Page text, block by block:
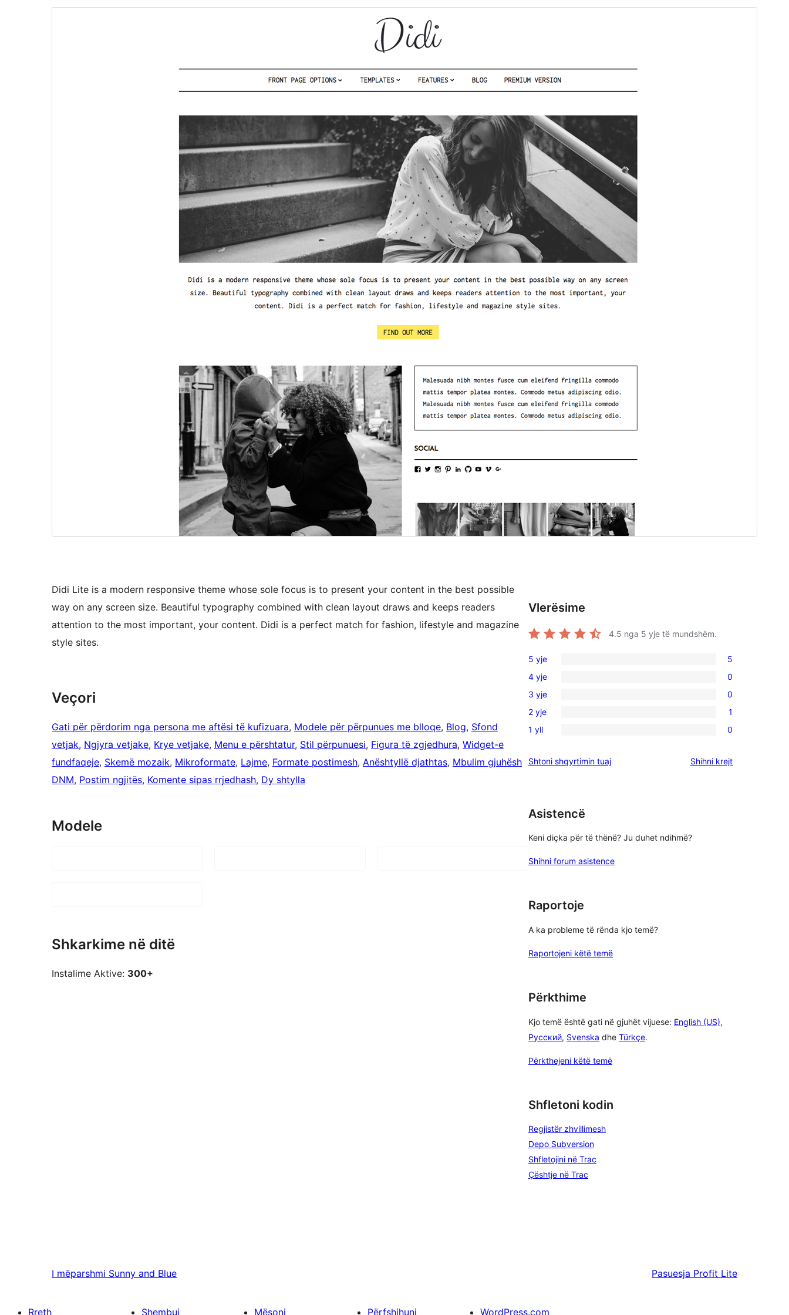
Instalime aktive
Version WordPress-i
Didi Lite is a modern responsive theme whose sole focus is to present your content in the best possible
way on any screen size. Beautiful typography combined with clean layout draws and keeps readers
attention to the most important, your content. Didi is a perfect match for fashion, lifestyle and magazine
style sites.
Veçori
Gati për përdorim nga persona me aftësi të kufizuara, Modele për përpunues me blloqe, Blog, Sfond
vetjak, Ngjyra vetjake, Krye vetjake, Menu e përshtatur, Stil përpunuesi, Figura të zgjedhura, Widget-e
fundfaqeje, Skemë mozaik, Mikroformate, Lajme, Formate postimesh, Anështyllë djathtas, Mbulim gjuhësh
DNM, Postim ngjitës, Komente sipas rrjedhash, Dy shtylla
Modele
Shkarkime në ditë
Instalime Aktive: 300+
Vlerësime
4.5 nga 5 yje të mundshëm.
5
shqyrtime
me
5
yje
5 yje 5
0
shqyrtime
me
4
4 yje 0
0
shqyrtime
me
yje
3 yje 0
1
shqyrtim
2
2 yje 1
0
me
1 yll 0
Shtoni shqyrtimin tuaj Shihni krejtshqyrtimet
Asistencë
Keni diçka për të thënë? Ju duhet ndihmë?
Shihni forum asistence
Raportoje
A ka probleme të rënda kjo temë?
Raportojeni këtë temë
Përkthime
Kjo temë është gati në gjuhët vijuese: English (US),
Русский, Svenska dhe Türkçe.
Përkthejeni këtë temë
Shfletoni kodin
Regjistër zhvillimesh
Depo Subversion
Shfletojini në Trac
Çështje në Trac
I mëparshmi Sunny and Blue Pasuesja Profit Lite
Rreth Shembuj Mësoni Përfshihuni WordPress.com